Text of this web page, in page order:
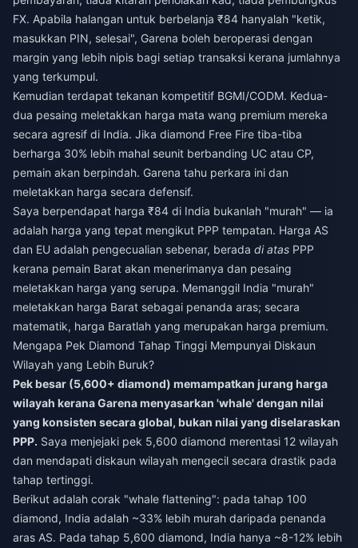
FX. Apabila halangan untuk berbelanja ₹84 hanyalah "ketik,
masukkan PIN, selesai", Garena boleh beroperasi dengan
margin yang lebih nipis bagi setiap transaksi kerana jumlahnya
yang terkumpul.
Kemudian terdapat tekanan kompetitif BGMI/CODM. Kedua-
dua pesaing meletakkan harga mata wang premium mereka
secara agresif di India. Jika diamond Free Fire tiba-tiba
berharga 30% lebih mahal seunit berbanding UC atau CP,
pemain akan berpindah. Garena tahu perkara ini dan
meletakkan harga secara defensif.
Saya berpendapat harga ₹84 di India bukanlah "murah" — ia
adalah harga yang tepat mengikut PPP tempatan. Harga AS
dan EU adalah pengecualian sebenar, berada di atas PPP
kerana pemain Barat akan menerimanya dan pesaing
meletakkan harga yang serupa. Memanggil India "murah"
meletakkan harga Barat sebagai penanda aras; secara
matematik, harga Baratlah yang merupakan harga premium.
Mengapa Pek Diamond Tahap Tinggi Mempunyai Diskaun
Wilayah yang Lebih Buruk?
Pek besar (5,600+ diamond) memampatkan jurang harga
wilayah kerana Garena menyasarkan 'whale' dengan nilai
yang konsisten secara global, bukan nilai yang diselaraskan
PPP. Saya menjejaki pek 5,600 diamond merentasi 12 wilayah
dan mendapati diskaun wilayah mengecil secara drastik pada
tahap tertinggi.
Berikut adalah corak "whale flattening": pada tahap 100
diamond, India adalah ~33% lebih murah daripada penanda
aras AS. Pada tahap 5,600 diamond, India hanya ~8-12% lebih